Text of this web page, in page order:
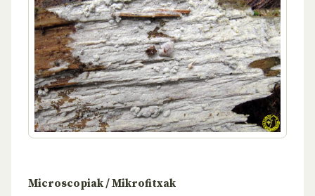
Microscopiak / Mikrofitxak